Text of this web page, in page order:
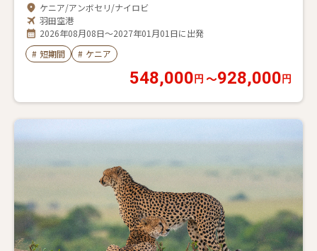
ケニア/アンボセリ/ナイロビ
羽田空港
2026年08月08日～2027年01月01日に出発
# 短期間 # ケニア
548,000 円 〜928,000 円